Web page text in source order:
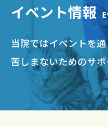
イベント情報
当院ではイベントを
苦しまないためのサポ